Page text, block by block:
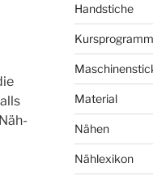
Handstiche
Kursprogramm
Material
Nähen
Nählexikon